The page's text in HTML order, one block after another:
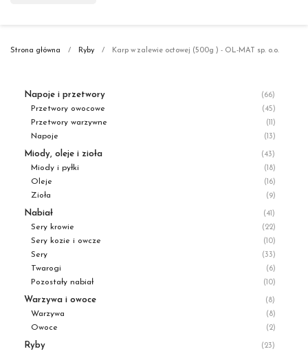
Strona główna Ryby Karp w zalewie octowej (500g ) - OL-MAT sp. o.o.
Napoje i przetwory (66)
Przetwory owocowe (45)
Przetwory warzywne (11)
Napoje (13)
Miody, oleje i zioła (43)
Miody i pyłki (18)
Oleje (16)
Zioła (9)
Nabiał (41)
Sery krowie (22)
Sery kozie i owcze (10)
Sery (33)
Twarogi (6)
Pozostały nabiał (10)
Warzywa i owoce (8)
Warzywa (8)
Owoce (2)
Ryby (23)